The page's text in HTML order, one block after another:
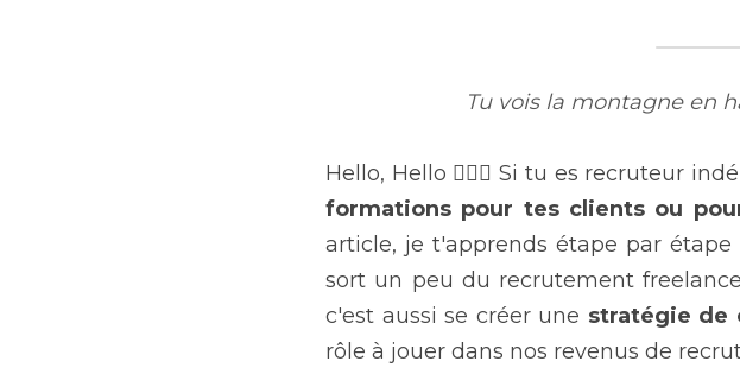
Tu vois la montagne en
formations pour tes clients ou
article, je t'apprends étape par étape
sort un peu du recrutement
c'est aussi se créer une stratégie de
rôle à jouer dans nos revenus de